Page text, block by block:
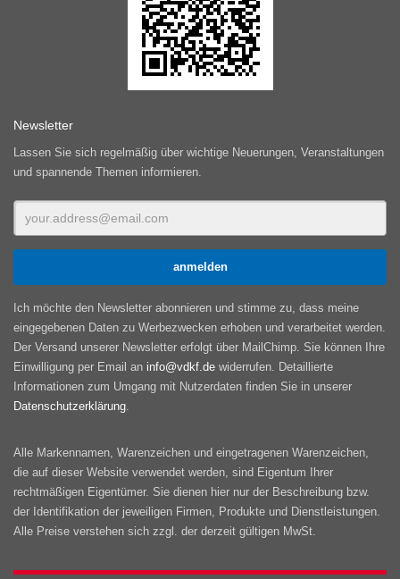
Newsletter
Lassen Sie sich regelmäßig über wichtige Neuerungen, Veranstaltungen
und spannende Themen informieren.
Ich möchte den Newsletter abonnieren und stimme zu, dass meine
eingegebenen Daten zu Werbezwecken erhoben und verarbeitet werden.
Der Versand unserer Newsletter erfolgt über MailChimp. Sie können Ihre
Einwilligung per Email an info@vdkf.de widerrufen. Detaillierte
Informationen zum Umgang mit Nutzerdaten finden Sie in unserer
Datenschutzerklärung
Alle Markennamen, Warenzeichen und eingetragenen Warenzeichen,
die auf dieser Website verwendet werden, sind Eigentum Ihrer
rechtmäßigen Eigentümer. Sie dienen hier nur der Beschreibung bzw.
der Identifikation der jeweiligen Firmen, Produkte und Dienstleistungen.
Alle Preise verstehen sich zzgl. der derzeit gültigen MwSt.